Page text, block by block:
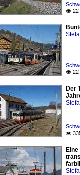
 22

Der
